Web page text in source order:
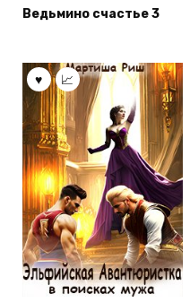
Ведьмино счастье 3